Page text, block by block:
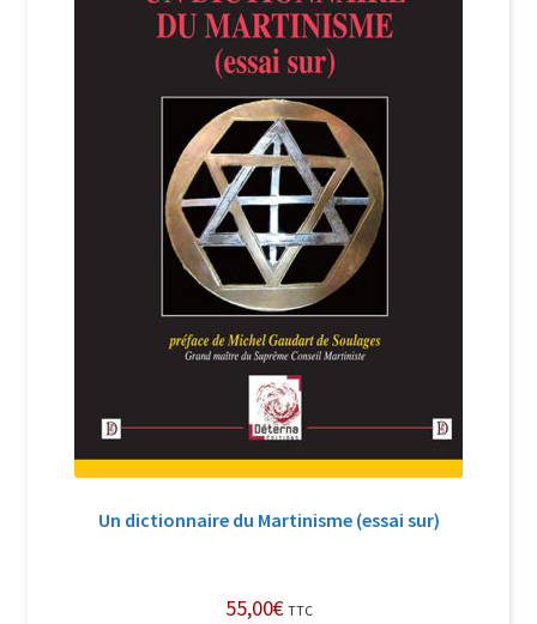
Login Customizer
Politique de confidentialité et cookies
Qui sommes-nous ?
Soutien à Philippe Randa
Suivi de la Commande
Un dictionnaire du Martinisme (essai sur)
55,00€ TTC